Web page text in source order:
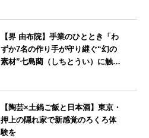
【界 由布院】手業のひととき「わ
ずか7名の作り手が守り継ぐ“幻の
素材”七島藺（しちとうい）に触れ
【陶芸×土鍋ご飯と日本酒】東京・
押上の隠れ家で新感覚のろくろ体
験を